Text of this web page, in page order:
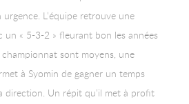
L’équipe retrouve une
un « 5-3-2 » fleurant bon les années
sont moyens, une
à Syomin de gagner un temps
direction. Un répit qu’il met à profit